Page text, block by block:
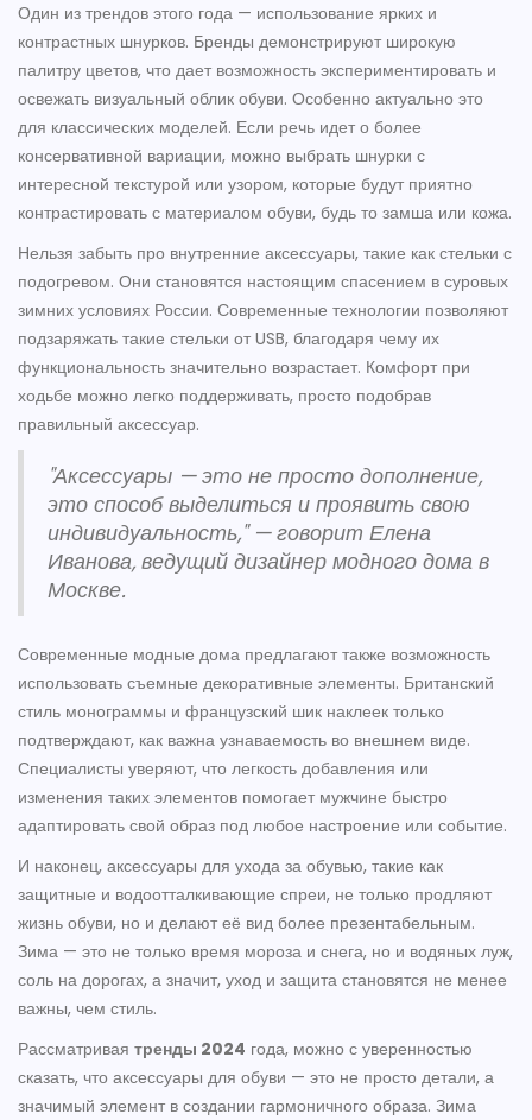
Один из трендов этого года — использование ярких и
контрастных шнурков. Бренды демонстрируют широкую
палитру цветов, что дает возможность экспериментировать и
освежать визуальный облик обуви. Особенно актуально это
для классических моделей. Если речь идет о более
консервативной вариации, можно выбрать шнурки с
интересной текстурой или узором, которые будут приятно
контрастировать с материалом обуви, будь то замша или кожа.
Нельзя забыть про внутренние аксессуары, такие как стельки с
подогревом. Они становятся настоящим спасением в суровых
зимних условиях России. Современные технологии позволяют
подзаряжать такие стельки от USB, благодаря чему их
функциональность значительно возрастает. Комфорт при
ходьбе можно легко поддерживать, просто подобрав
правильный аксессуар.
"Аксессуары — это не просто дополнение,
это способ выделиться и проявить свою
индивидуальность," — говорит Елена
Иванова, ведущий дизайнер модного дома в
Москве.
Современные модные дома предлагают также возможность
использовать съемные декоративные элементы. Британский
стиль монограммы и французский шик наклеек только
подтверждают, как важна узнаваемость во внешнем виде.
Специалисты уверяют, что легкость добавления или
изменения таких элементов помогает мужчине быстро
адаптировать свой образ под любое настроение или событие.
И наконец, аксессуары для ухода за обувью, такие как
защитные и водоотталкивающие спреи, не только продляют
жизнь обуви, но и делают её вид более презентабельным.
Зима — это не только время мороза и снега, но и водяных луж,
соль на дорогах, а значит, уход и защита становятся не менее
важны, чем стиль.
Рассматривая тренды 2024 года, можно с уверенностью
сказать, что аксессуары для обуви — это не просто детали, а
значимый элемент в создании гармоничного образа. Зима